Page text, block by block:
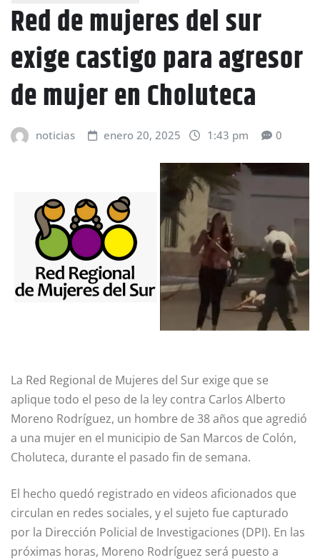
Red de mujeres del sur
exige castigo para agresor
de mujer en Choluteca
noticias enero 20, 2025 1:43 pm 0
La Red Regional de Mujeres del Sur exige que se
aplique todo el peso de la ley contra Carlos Alberto
Moreno Rodríguez, un hombre de 38 años que agredió
a una mujer en el municipio de San Marcos de Colón,
Choluteca, durante el pasado fin de semana.
El hecho quedó registrado en videos aficionados que
circulan en redes sociales, y el sujeto fue capturado
por la Dirección Policial de Investigaciones (DPI). En las
próximas horas, Moreno Rodríguez será puesto a